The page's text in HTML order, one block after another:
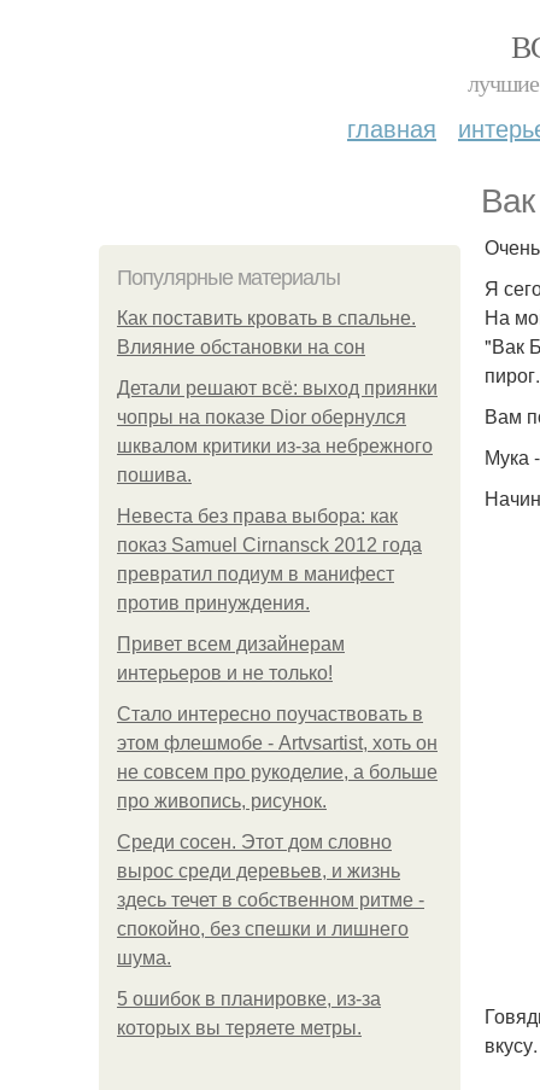
лучшие
главная
Популярные материалы
Как поставить кровать в спальне.
Влияние обстановки на сон
Детали решают всё: выход приянки
чопры на показе Dior обернулся
шквалом критики из-за небрежного
пошива.
Невеста без права выбора: как
показ Samuel Cirnansck 2012 года
превратил подиум в манифест
против принуждения.
Привет всем дизайнерам
интерьеров и не только!
Стало интересно поучаствовать в
этом флешмобе - Artvsartist, хоть он
не совсем про рукоделие, а больше
про живопись, рисунок.
Среди сосен. Этот дом словно
вырос среди деревьев, и жизнь
здесь течет в собственном ритме -
спокойно, без спешки и лишнего
шума.
5 ошибок в планировке, из-за
которых вы теряете метры.
Я
На
"Вак
пирог.
Вам
Мука
вкусу.